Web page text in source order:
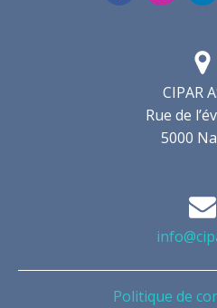
CIPAR
Rue de
5000
Politique de